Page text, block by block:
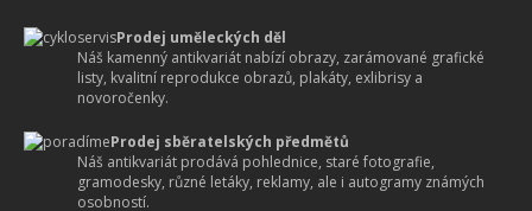
Prodej uměleckých děl
Náš kamenný antikvariát nabízí obrazy, zarámované grafické
listy, kvalitní reprodukce obrazů, plakáty, exlibrisy a
novoročenky.
Prodej sběratelských předmětů
Náš antikvariát prodává pohlednice, staré fotografie,
gramodesky, různé letáky, reklamy, ale i autogramy známých
osobností.